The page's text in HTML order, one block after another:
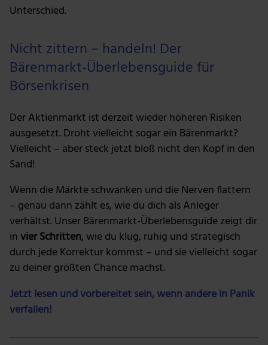
Unterschied.
Nicht zittern – handeln! Der
Bärenmarkt-Überlebensguide für
Börsenkrisen
Der Aktienmarkt ist derzeit wieder höheren Risiken
ausgesetzt. Droht vielleicht sogar ein Bärenmarkt?
Vielleicht – aber steck jetzt bloß nicht den Kopf in den
Sand!
Wenn die Märkte schwanken und die Nerven flattern
– genau dann zählt es, wie du dich als Anleger
verhältst. Unser Bärenmarkt-Überlebensguide zeigt dir
invier Schritten, wie du klug, ruhig und strategisch
durch jede Korrektur kommst – und sie vielleicht sogar
zu deiner größten Chance machst.
Jetzt lesen und vorbereitet sein, wenn andere in Panik
verfallen!